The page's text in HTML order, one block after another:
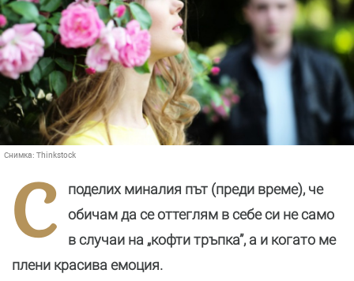
Снимка: Thinkstock
С
поделих миналия път (преди време), че
обичам да се оттеглям в себе си не само
в случаи на „кофти тръпка”, а и когато ме
плени красива емоция.